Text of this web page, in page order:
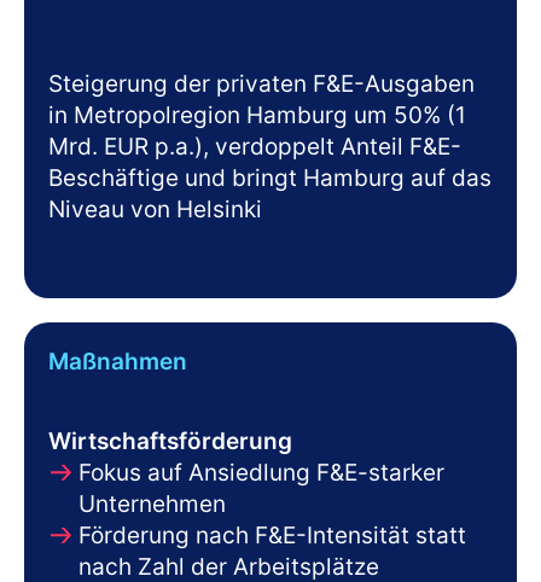
Steigerung der privaten F&E-Ausgaben
in Metropolregion Hamburg um 50% (1
Mrd. EUR p.a.), verdoppelt Anteil F&E-
Beschäftige und bringt Hamburg auf das
Niveau von Helsinki
Maßnahmen
Wirtschaftsförderung
Fokus auf Ansiedlung F&E-starker
Unternehmen
Förderung nach F&E-Intensität statt
nach Zahl der Arbeitsplätze